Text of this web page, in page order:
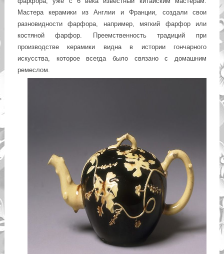
Мастера керамики из Англии и Франции, создали свои
разновидности фарфора, например, мягкий фарфор или
костяной фарфор. Преемственность традиций при
производстве керамики видна в истории гончарного
искусства, которое всегда было связано с домашним
ремеслом.